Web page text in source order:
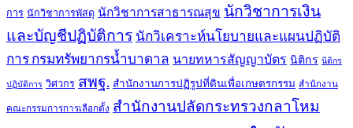
การ นักวิชาการพัสดุ นักวิชาการสาธารณสุข นักวิชาการเงิน
และบัญชีปฏิบัติการ นักวิเคราะห์นโยบายและแผนปฏิบัติ
การ กรมทรัพยากรน้ำบาดาล นายทหารสัญญาบัตร นิติกร นิติกร
ปฏิบัติการ วิศวกร สพฐ. สำนักงานการปฏิรูปที่ดินเพื่อเกษตรกรรม สำนักงาน
คณะกรรมการการเลือกตั้ง สำนักงานปลัดกระทรวงกลาโหม